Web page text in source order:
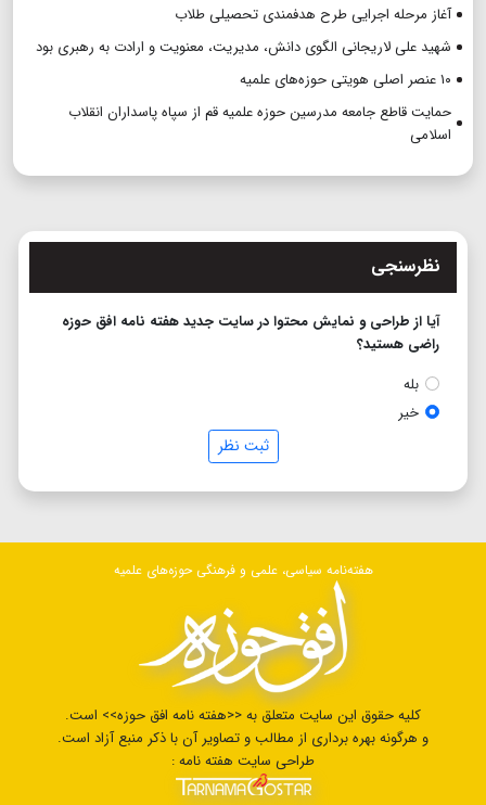
آغاز مرحله اجرایی طرح هدفمندی تحصیلی طلاب
شهید علی لاریجانی الگوی دانش، مدیریت، معنویت و ارادت به رهبری بود
۱۰ عنصر اصلی هویتی حوزه‌های علمیه
حمایت قاطع جامعه مدرسین حوزه علمیه قم از سپاه پاسداران انقلاب
اسلامی
نظرسنجی
آیا از طراحی و نمایش محتوا در سایت جدید هفته نامه افق حوزه
راضی هستید؟
بله
خیر
ثبت نظر
هفته‌نامه سیاسی، علمی و فرهنگی حوزه‌های علمیه
کلیه حقوق این سایت متعلق به <<هفته نامه افق حوزه>> است.
و هرگونه بهره برداری از مطالب و تصاویر آن با ذکر منبع آزاد است.
طراحی سایت هفته نامه :